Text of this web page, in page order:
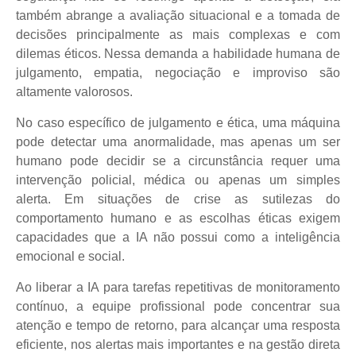
também abrange a avaliação situacional e a tomada de
decisões principalmente as mais complexas e com
dilemas éticos. Nessa demanda a habilidade humana de
julgamento, empatia, negociação e improviso são
altamente valorosos.
No caso específico de julgamento e ética, uma máquina
pode detectar uma anormalidade, mas apenas um ser
humano pode decidir se a circunstância requer uma
intervenção policial, médica ou apenas um simples
alerta. Em situações de crise as sutilezas do
comportamento humano e as escolhas éticas exigem
capacidades que a IA não possui como a inteligência
emocional e social.
Ao liberar a IA para tarefas repetitivas de monitoramento
contínuo, a equipe profissional pode concentrar sua
atenção e tempo de retorno, para alcançar uma resposta
eficiente, nos alertas mais importantes e na gestão direta